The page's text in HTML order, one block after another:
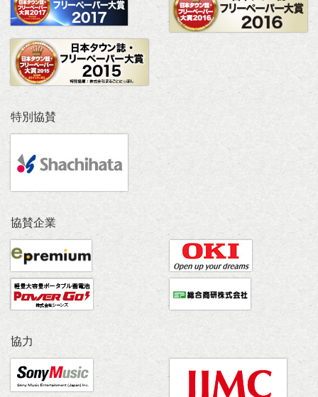
特別協賛
協賛企業
協力